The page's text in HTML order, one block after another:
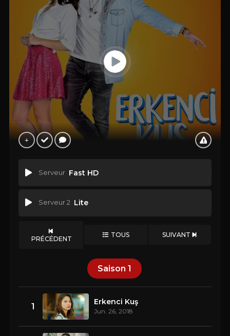
Serveur Fast HD
Serveur 2 Lite
PRÉCÉDENT TOUS SUIVANT
Saison 1
1 Erkenci Kuş
Jun. 26, 2018